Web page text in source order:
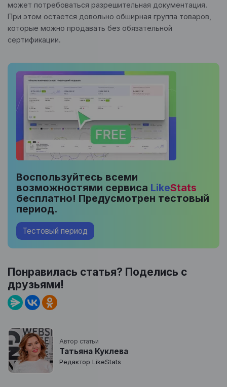
может потребоваться разрешительная документация.
При этом остается довольно обширная группа товаров,
которые можно продавать без обязательной
сертификации.
Воспользуйтесь всеми
возможностями сервиса LikeStats
бесплатно! Предусмотрен тестовый
период.
Тестовый период
Понравилась статья? Поделись с
друзьями!
Автор статьи
Татьяна Куклева
Редактор LikeStats